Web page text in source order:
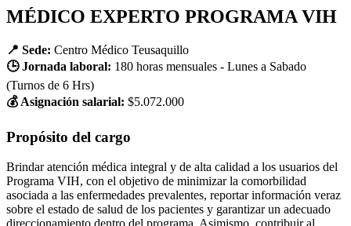
MÉDICO EXPERTO PROGRAMA VIH
📍 Sede: Centro Médico Teusaquillo
🕒 Jornada laboral: 180 horas mensuales - Lunes a Sabado
(Turnos de 6 Hrs)
💰 Asignación salarial: $5.072.000
Propósito del cargo
Brindar atención médica integral y de alta calidad a los usuarios del
Programa VIH, con el objetivo de minimizar la comorbilidad
asociada a las enfermedades prevalentes, reportar información veraz
sobre el estado de salud de los pacientes y garantizar un adecuado